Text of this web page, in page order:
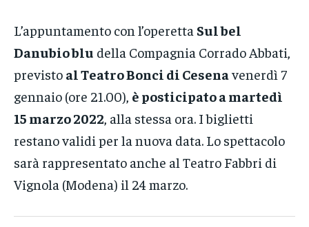
L’appuntamento con l’operetta Sul bel
Danubio blu della Compagnia Corrado Abbati,
previsto al Teatro Bonci di Cesenavenerdì 7
gennaio (ore 21.00), è posticipato a martedì
15 marzo 2022, alla stessa ora. I biglietti
restano validi per la nuova data. Lo spettacolo
sarà rappresentato anche al Teatro Fabbri di
Vignola (Modena) il 24 marzo.